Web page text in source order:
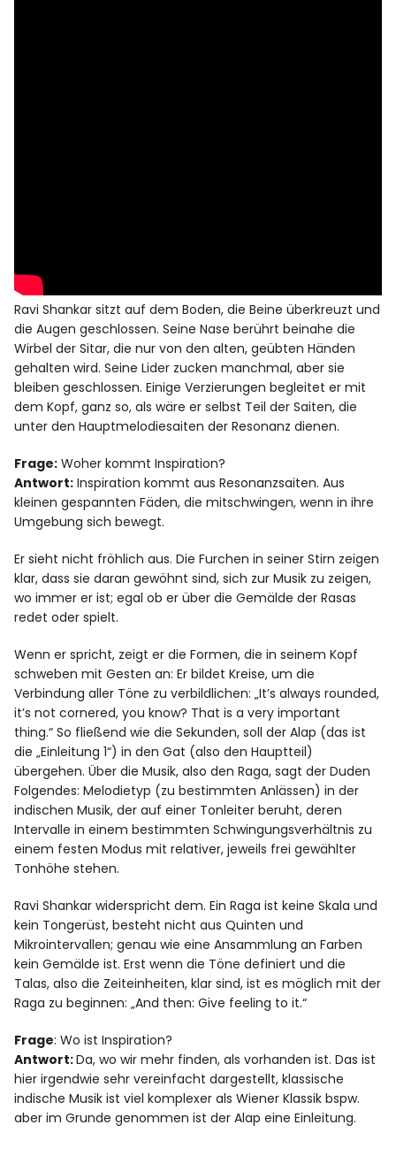
Ravi Shankar sitzt auf dem Boden, die Beine überkreuzt und
die Augen geschlossen. Seine Nase berührt beinahe die
Wirbel der Sitar, die nur von den alten, geübten Händen
gehalten wird. Seine Lider zucken manchmal, aber sie
bleiben geschlossen. Einige Verzierungen begleitet er mit
dem Kopf, ganz so, als wäre er selbst Teil der Saiten, die
unter den Hauptmelodiesaiten der Resonanz dienen.
Frage: Woher kommt Inspiration?
Antwort: Inspiration kommt aus Resonanzsaiten. Aus
kleinen gespannten Fäden, die mitschwingen, wenn in ihre
Umgebung sich bewegt.
Er sieht nicht fröhlich aus. Die Furchen in seiner Stirn zeigen
klar, dass sie daran gewöhnt sind, sich zur Musik zu zeigen,
wo immer er ist; egal ob er über die Gemälde der Rasas
redet oder spielt.
Wenn er spricht, zeigt er die Formen, die in seinem Kopf
schweben mit Gesten an: Er bildet Kreise, um die
Verbindung aller Töne zu verbildlichen: „It’s always rounded,
it’s not cornered, you know? That is a very important
thing.“ So fließend wie die Sekunden, soll der Alap (das ist
die „Einleitung 1“) in den Gat (also den Hauptteil)
übergehen. Über die Musik, also den Raga, sagt der Duden
Folgendes: Melodietyp (zu bestimmten Anlässen) in der
indischen Musik, der auf einer Tonleiter beruht, deren
Intervalle in einem bestimmten Schwingungsverhältnis zu
einem festen Modus mit relativer, jeweils frei gewählter
Tonhöhe stehen.
Ravi Shankar widerspricht dem. Ein Raga ist keine Skala und
kein Tongerüst, besteht nicht aus Quinten und
Mikrointervallen; genau wie eine Ansammlung an Farben
kein Gemälde ist. Erst wenn die Töne definiert und die
Talas, also die Zeiteinheiten, klar sind, ist es möglich mit der
Raga zu beginnen: „And then: Give feeling to it.“
Frage: Wo ist Inspiration?
Antwort:Da, wo wir mehr finden, als vorhanden ist. Das ist
hier irgendwie sehr vereinfacht dargestellt, klassische
indische Musik ist viel komplexer als Wiener Klassik bspw.
aber im Grunde genommen ist der Alap eine Einleitung.